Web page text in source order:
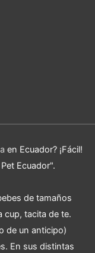
en Ecuador? ¡Fácil!
Ecuador".
de tamaños
cup, tacita de te.
de un anticipo)
En sus distintas